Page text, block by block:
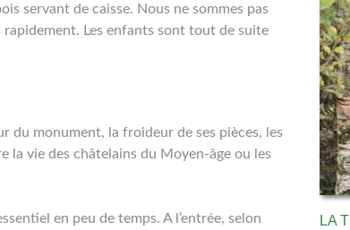
servant de caisse. Nous ne sommes pas
rapidement. Les enfants sont tout de suite
du monument, la froideur de ses pièces, les
la vie des châtelains du Moyen-âge ou les
en peu de temps. A l’entrée, selon
LA